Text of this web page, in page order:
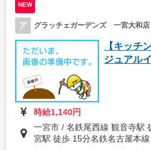
NEW
ア グラッチェガーデンズ 一宮大和店
【キッチ
ジュアル
時給1,140円
一宮市 / 名鉄尾西線 観音寺駅
宮駅 徒歩 15分名鉄名古屋本